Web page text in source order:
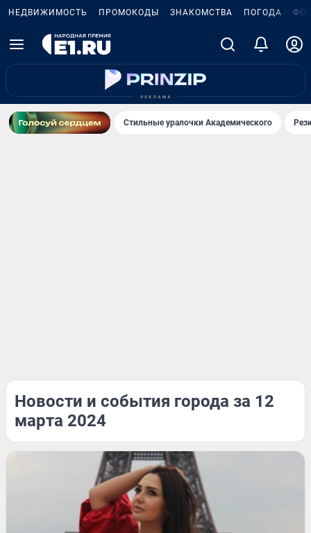
НЕДВИЖИМОСТЬ ПРОМОКОДЫ ЗНАКОМСТВА ПОГОДА
Стильные уралочки Академического
Новости и события города за 12
марта 2024